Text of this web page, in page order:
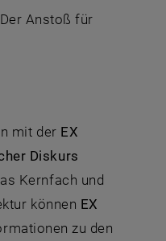
Anstoß für
mit der EX
Diskurs
Kernfach und
können EX
zu den